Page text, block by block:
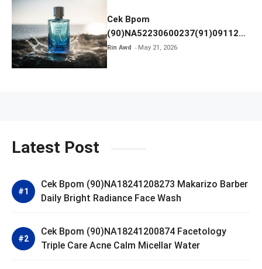
Cek Bpom
(90)NA52230600237(91)091126
Afnan 9 AM Dive Eau De Parfum
Rin Awd May 21, 2026
Latest Post
Cek Bpom (90)NA18241208273 Makarizo Barber
Daily Bright Radiance Face Wash
Cek Bpom (90)NA18241200874 Facetology
Triple Care Acne Calm Micellar Water